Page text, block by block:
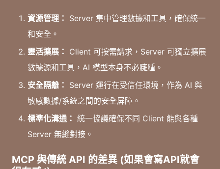
資源管理： Server 集中管理數據和工具，確保統一
和安全。
靈活擴展： Client 可按需請求，Server 可獨立擴展
數據源和工具，AI 模型本身不必臃腫。
安全隔離： Server 運行在受信任環境，作為 AI 與
敏感數據/系統之間的安全屏障。
標準化溝通： 統一協議確保不同 Client 能與各種
Server 無縫對接。
MCP 與傳統 API 的差異 (如果會寫API就會